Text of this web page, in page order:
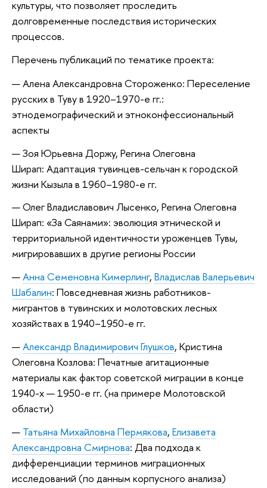
культуры, что позволяет проследить
долговременные последствия исторических
процессов.
Перечень публикаций по тематике проекта:
Алена Александровна Стороженко: Переселение
русских в Туву в 1920–1970-е гг.:
этнодемографический и этноконфессиональный
аспекты
Зоя Юрьевна Доржу, Регина Олеговна
Ширап: Адаптация тувинцев-сельчан к городской
жизни Кызыла в 1960–1980-е гг.
Олег Владиславович Лысенко, Регина Олеговна
Ширап: «За Саянами»: эволюция этнической и
территориальной идентичности уроженцев Тувы,
мигрировавших в другие регионы России
Анна Семеновна Кимерлинг, Владислав Валерьевич
Шабалин: Повседневная жизнь работников-
мигрантов в тувинских и молотовских лесных
хозяйствах в 1940–1950-е гг.
Александр Владимирович Глушков, Кристина
Олеговна Козлова: Печатные агитационные
материалы как фактор советской миграции в конце
1940-х — 1950-е гг. (на примере Молотовской
области)
Татьяна Михайловна Пермякова, Елизавета
Александровна Смирнова: Два подхода к
дифференциации терминов миграционных
исследований (по данным корпусного анализа)